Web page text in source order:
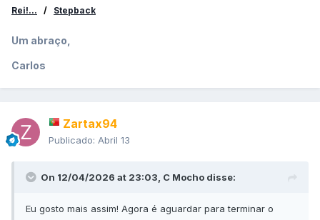
Rei!... / Stepback
Um abraço,
Carlos
Zartax94
Publicado: Abril 13
On 12/04/2026 at 23:03, C Mocho disse:
Eu gosto mais assim! Agora é aguardar para terminar o